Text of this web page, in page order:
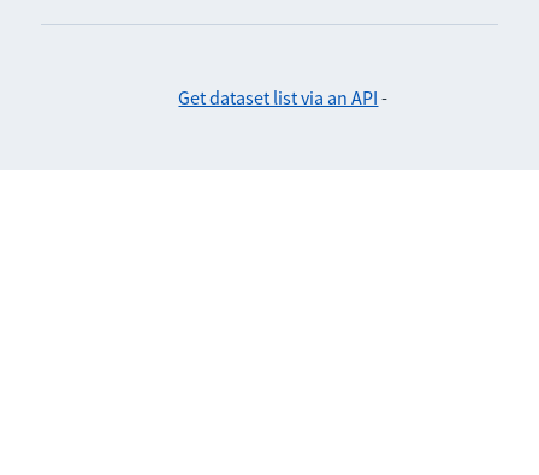
Get dataset list via an API -